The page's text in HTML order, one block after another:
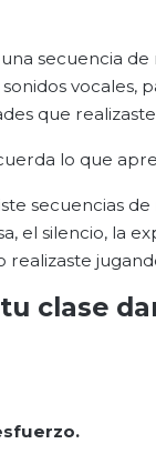
secuencia
vocales,
que
lo que
secuencias de
el silencio, la
realizaste
clase